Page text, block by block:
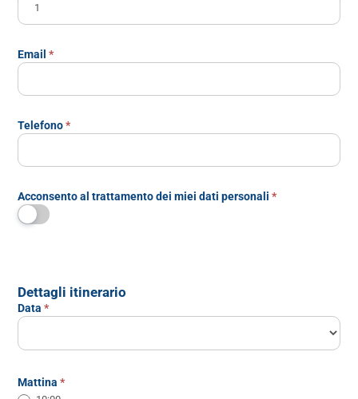
Email*
Telefono*
Acconsento al trattamento dei miei dati personali*
Dettagli itinerario
Data*
Mattina*